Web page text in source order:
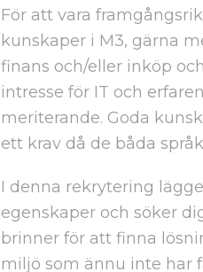
För att vara
kunskaper i M3, gärna
finans och/eller inköp
intresse för IT och
meriterande. Goda
ett krav då de båda
I denna rekrytering
egenskaper och söker
brinner för att finna
miljö som ännu inte har